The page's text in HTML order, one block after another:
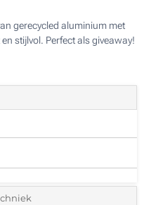
gerecycled aluminium met
stijlvol. Perfect als giveaway!